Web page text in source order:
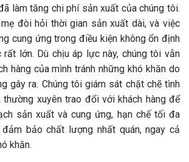
làm tăng chi phí sản xuất của chúng tôi.
đòi hỏi thời gian sản xuất dài, và việc
cung ứng trong điều kiện không ổn định
rất lớn. Dù chịu áp lực này, chúng tôi vẫn
hàng của mình tránh những khó khăn do
gây ra. Chúng tôi giám sát chặt chẽ tình
thường xuyên trao đổi với khách hàng để
sản xuất và cung ứng, hạn chế tối đa
bảo chất lượng nhất quán, ngay cả
khăn.